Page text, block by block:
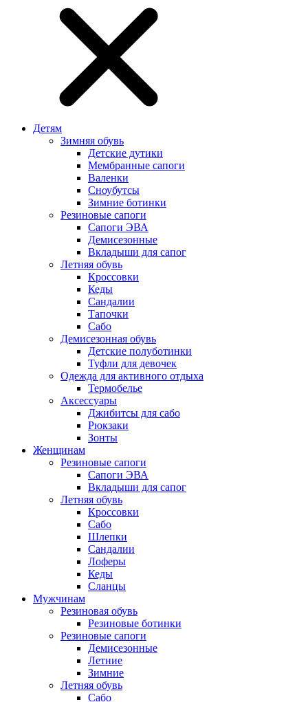
Детям
Зимняя обувь
Детские дутики
Мембранные сапоги
Валенки
Сноубутсы
Зимние ботинки
Резиновые сапоги
Сапоги ЭВА
Демисезонные
Вкладыши для сапог
Летняя обувь
Кроссовки
Кеды
Сандалии
Тапочки
Сабо
Демисезонная обувь
Детские полуботинки
Туфли для девочек
Одежда для активного отдыха
Термобелье
Аксессуары
Джибитсы для сабо
Рюкзаки
Зонты
Женщинам
Резиновые сапоги
Cапоги ЭВА
Вкладыши для сапог
Летняя обувь
Кроссовки
Сабо
Шлепки
Сандалии
Лоферы
Кеды
Сланцы
Мужчинам
Резиновая обувь
Резиновые ботинки
Резиновые сапоги
Демисезонные
Летние
Зимние
Летняя обувь
Сабо